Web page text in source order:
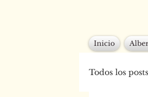
Inicio
Todos los posts